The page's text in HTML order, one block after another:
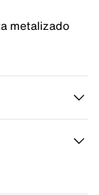
metalizado